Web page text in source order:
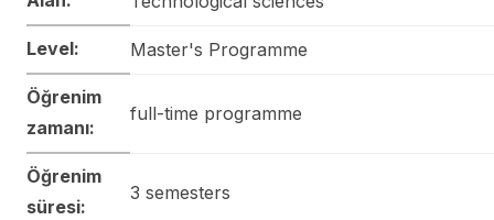
Level: Master's Programme
Öğrenim
zamanı:
full-time programme
Öğrenim
süresi:
3 semesters